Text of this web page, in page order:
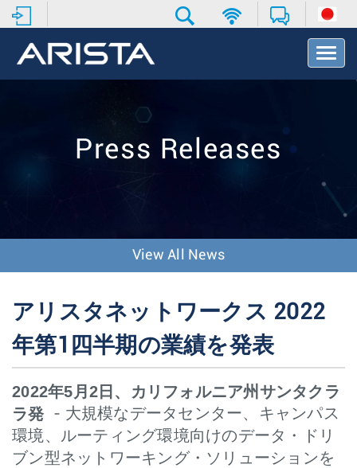
T
o
v
o
Press Releases
View All News
アリスタネットワークス 2022
年第1四半期の業績を発表
2022年5月2日、カリフォルニア州サンタクラ
ラ発
- 大規模なデータセンター、キャンパス
環境、ルーティング環境向けのデータ・ドリ
ブン型ネットワーキング・ソリューションを